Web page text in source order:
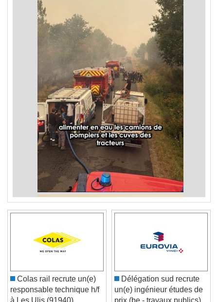
Colas rail recrute un(e)
responsable technique h/f
Délégation sud recrute
un(e) ingénieur études de